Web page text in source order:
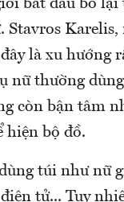
bắt đầu bỏ lại
Stavros Karelis,
là xu hướng
nữ thường
còn bận tâm
hiện bộ đồ.
túi như nữ
tử... Tuy